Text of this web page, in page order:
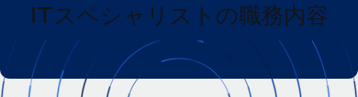
グローバル雇用
グローバル給与処理
コンプライアンス対応の給与処理を手軽に
各国の制度に対応
リソース
ITスペシャリストの職務内容